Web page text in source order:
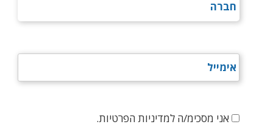
אני מסכימ/ה למדיניות הפרטיות.